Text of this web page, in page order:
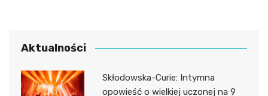
Aktualności
Skłodowska-Curie: Intymna
opowieść o wielkiej uczonej na 9